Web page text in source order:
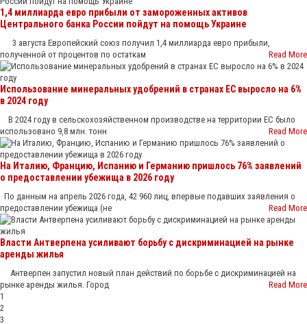
1,4 миллиарда евро прибыли от замороженных активов
Центрального банка России пойдут на помощь Украине
3 августа Европейский союз получил 1,4 миллиарда евро прибыли,
полученной от процентов по остаткам
Read More
Использование минеральных удобрений в странах ЕС выросло на 6%
в 2024 году
В 2024 году в сельскохозяйственном производстве на территории ЕС было
использовано 9,8 млн. тонн
Read More
На Италию, Францию, Испанию и Германию пришлось 76% заявлений
о предоставлении убежища в 2026 году
По данным на апрель 2026 года, 42 960 лиц, впервые подавших заявления о
предоставлении убежища (не
Read More
Власти Антверпена усиливают борьбу с дискриминацией на рынке
аренды жилья
Антверпен запустил новый план действий по борьбе с дискриминацией на
рынке аренды жилья. Город
Read More
1
2
3